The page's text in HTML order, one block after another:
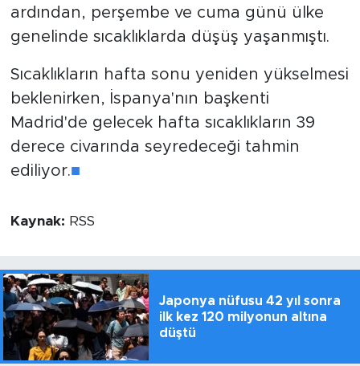
ardından, perşembe ve cuma günü ülke
genelinde sıcaklıklarda düşüş yaşanmıştı.
Sıcaklıkların hafta sonu yeniden yükselmesi
beklenirken, İspanya'nın başkenti
Madrid'de gelecek hafta sıcaklıkların 39
derece civarında seyredeceği tahmin
ediliyor.■
Kaynak: RSS
Japonya nüfusu 42 yıl sonra
ilk kez 120 milyonun altına
düştü